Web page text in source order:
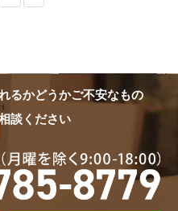
るかどうかご不安なもの
談ください